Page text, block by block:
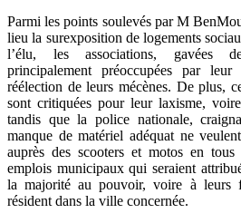
Parmi les points soulevés par M
lieu la surexposition de logements
l’élu, les associations, gavées
principalement préoccupées par
réélection de leurs mécènes. De plus,
sont critiquées pour leur laxisme,
tandis que la police nationale,
manque de matériel adéquat ne
auprès des scooters et motos en
emplois municipaux qui seraient
la majorité au pouvoir, voire à leurs
résident dans la ville concernée.